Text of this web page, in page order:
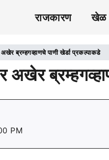
राजकारण खेळ
अखेर ब्रम्हगव्हाणचे पाणी खेर्डा प्रकल्पाकडे
अखेर
PM